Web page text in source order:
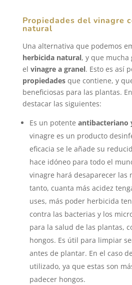
Propiedades del vinagre
natural
Una alternativa que podemos
herbicida natural, y que mucha
el vinagre a granel. Esto es así
propiedadesque contiene, y
beneficiosas para las plantas.
destacar las siguientes:
Es un potente antibacteriano
vinagre es un producto
eficacia se le añade su
hace idóneo para todo el
vinagre hará desaparecer las
tanto, cuanta más acidez
uses, más poder herbicida
contra las bacterias y los
para la salud de las plantas,
hongos. Es útil para limpiar
antes de plantar. En el caso
utilizado, ya que estas son
padecer hongos.